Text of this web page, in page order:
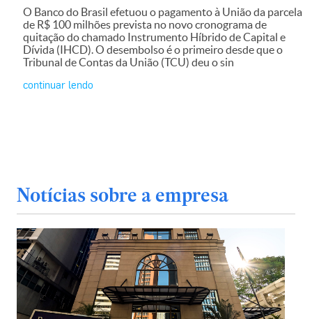
O Banco do Brasil efetuou o pagamento à União da parcela
de R$ 100 milhões prevista no novo cronograma de
quitação do chamado Instrumento Híbrido de Capital e
Dívida (IHCD). O desembolso é o primeiro desde que o
Tribunal de Contas da União (TCU) deu o sin
continuar lendo
Notícias sobre a empresa